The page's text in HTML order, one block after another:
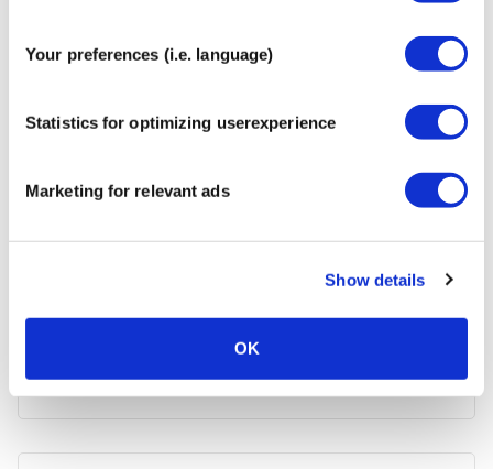
Your preferences (i.e. language)
Statistics for optimizing userexperience
Marketing for relevant ads
Show details
OK
CureTape® Standard Schere
CureTape® Clean-Skin Pre-Tape
€11,95